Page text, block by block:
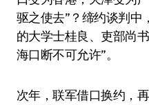
驱之使去”？缔约谈判中
的大学士桂良、吏部尚
海口断不可允许”。
次年，联军借口换约，